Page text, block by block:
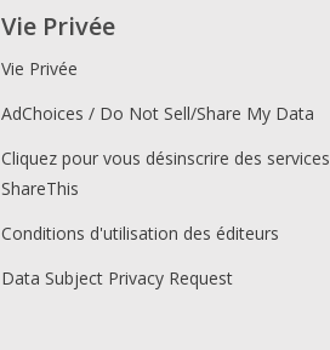
Vie Privée
Vie Privée
AdChoices / Do Not Sell/Share My Data
Cliquez pour vous désinscrire des services
ShareThis
Conditions d'utilisation des éditeurs
Data Subject Privacy Request